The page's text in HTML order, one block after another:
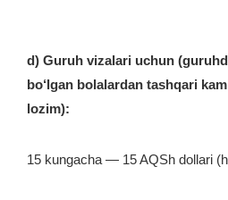
d) Guruh vizalari uchun
bo‘lgan bolalardan tashqari
lozim):
15 kungacha — 15 AQSh dollari